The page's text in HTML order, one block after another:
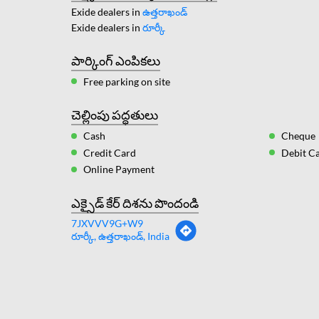
Exide dealers in ఉత్తరాఖండ్
Exide dealers in రూర్కీ
పార్కింగ్ ఎంపికలు
Free parking on site
చెల్లింపు పద్ధతులు
Cash
Cheque
Credit Card
Debit
Online Payment
ఎక్సైడ్ కేర్ దిశను పొందండి
7JXVVV9G+W9
రూర్కీ, ఉత్తరాఖండ్, India